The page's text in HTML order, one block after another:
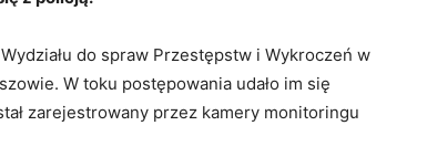
do spraw Przestępstw i Wykroczeń w
W toku postępowania udało im się
zarejestrowany przez kamery monitoringu